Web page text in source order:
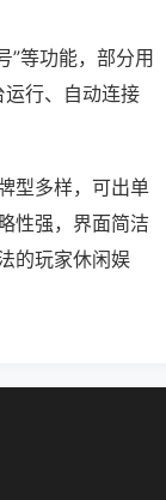
”等功能，部分用
运行、自动连接
型多样，可出单
性强，界面简洁
的玩家休闲娱